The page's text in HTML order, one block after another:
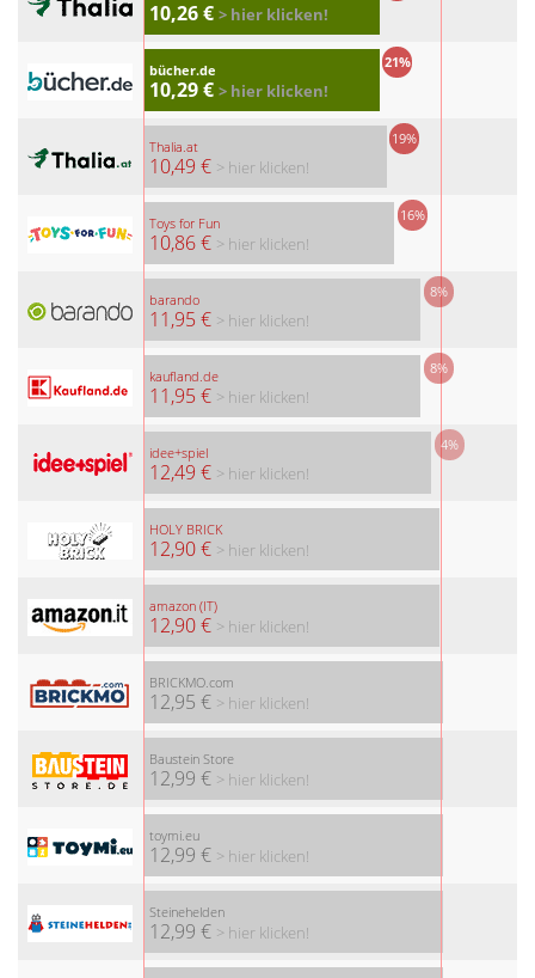
10,26 € > hier klicken!
bücher.de
10,29 €
21%
> hier klicken!
Thalia.at
10,49 €
19%
> hier klicken!
Toys for Fun
10,86 €
16%
> hier klicken!
barando
11,95 €
8%
> hier klicken!
kaufland.de
11,95 €
8%
> hier klicken!
idee+spiel
12,49 €
4%
> hier klicken!
HOLY BRICK
12,90 € > hier klicken!
amazon (IT)
12,90 € > hier klicken!
BRICKMO.com
12,95 € > hier klicken!
Baustein Store
12,99 € > hier klicken!
toymi.eu
12,99 € > hier klicken!
Steinehelden
12,99 € > hier klicken!